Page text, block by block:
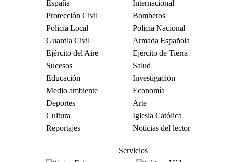
España
Internacional
Protección Civil
Bomberos
Policía Local
Policía Nacional
Guardia Civil
Armada Española
Ejército del Aire
Ejército de Tierra
Sucesos
Salud
Educación
Investigación
Medio ambiente
Economía
Deportes
Arte
Cultura
Iglesia Católica
Reportajes
Noticias del lector
Servicios